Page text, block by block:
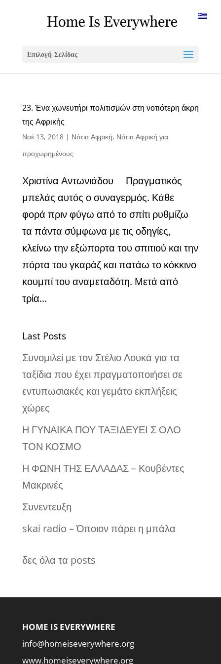
Επιλογή Σελίδας
23. Ένα χωνευτήρι πολιτισμών στη νοτιότερη άκρη
της Αφρικής
Νοέ 13, 2018| Νότια Αφρική, Νότια Αφρική για
προχωρημένους
Χριστίνα Αντωνιάδου Πραγματικός
μπελάς αυτός ο συναγερμός. Κάθε
φορά πριν φύγω από το σπίτι ρυθμίζω
τα πάντα σύμφωνα με τις οδηγίες,
κλείνω την εξώπορτα του σπιτιού και την
πόρτα του γκαράζ και πατάω το κόκκινο
κουμπί του αναμεταδότη. Μετά από
τρία...
Last Posts
Συνομιλεί με τον Στέλιο Λουκά για τα
ταξίδια που έχει πραγματοποιήσει σε
εντυπωσιακές και γεμάτο εκπλήξεις
χώρες
Η ΓΥΝΑΙΚΑ ΠΟΥ ΤΑΞΙΔΕΥΕΙ Σ ΟΛΟ
ΤΟΝ ΚΟΣΜΟ
Η ΦΩΝΗ ΤΗΣ ΕΛΛΑΔΑΣ – Κουβέντες
Μακρινές
Συνεντευξη
skai radio – Όποιον πάρει η μπάλα
δες όλα τα posts
HOME IS EVERYWHERE
info@homeiseverywhere.org
www.homeiseverywhere.org